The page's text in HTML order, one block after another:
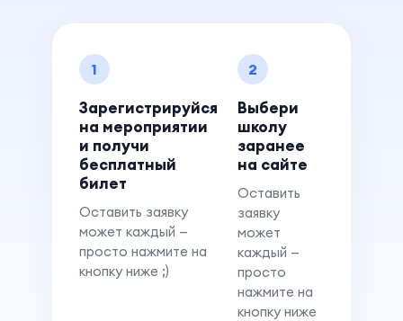
1
Зарегистрируйся
на мероприятии
и получи
бесплатный
билет
Оставить заявку
может каждый —
просто нажмите на
кнопку ниже ;)
2
Выбери
школу
заранее
на сайте
Оставить
заявку
может
каждый —
просто
нажмите на
кнопку ниже